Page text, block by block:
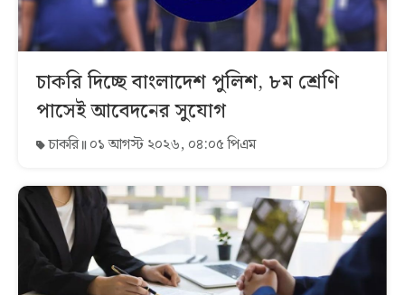
চাকরি দিচ্ছে বাংলাদেশ পুলিশ, ৮ম শ্রেণি
পাসেই আবেদনের সুযোগ
চাকরি ০১ আগস্ট ২০২৬, ০৪:০৫ পিএম